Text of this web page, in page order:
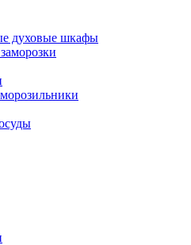
духовые шкафы